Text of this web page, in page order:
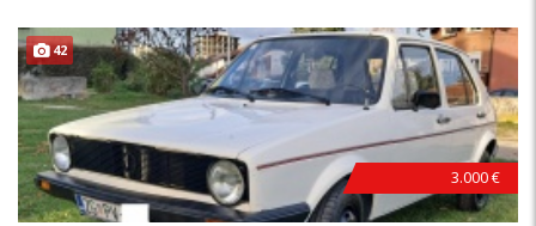
42 ODRŽAVAN !
3.000 €